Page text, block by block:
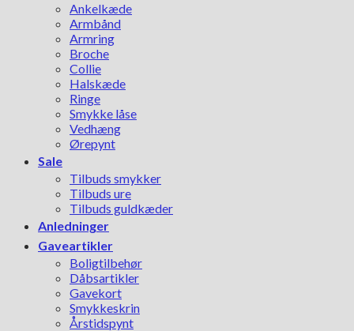
Ankelkæde
Armbånd
Armring
Broche
Collie
Halskæde
Ringe
Smykke låse
Vedhæng
Ørepynt
Sale
Tilbuds smykker
Tilbuds ure
Tilbuds guldkæder
Anledninger
Gaveartikler
Boligtilbehør
Dåbsartikler
Gavekort
Smykkeskrin
Årstidspynt